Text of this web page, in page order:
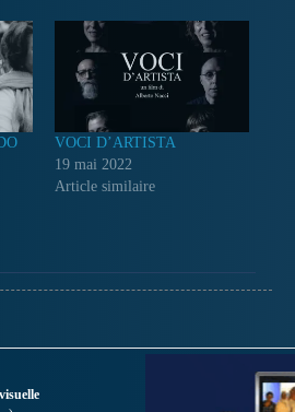
VOCI D’ARTISTA
19 mai 2022
Article similaire